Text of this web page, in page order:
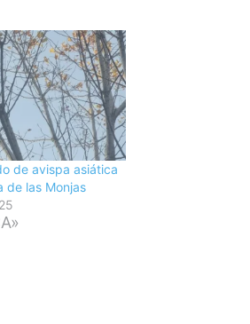
de avispa asiática
de las Monjas